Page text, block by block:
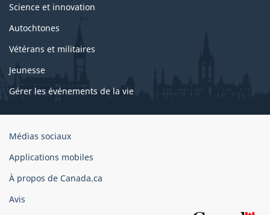
Science et innovation
Autochtones
Vétérans et militaires
Jeunesse
Gérer les événements de la vie
Organisation
gouvernement
du
Canada
Médias sociaux
Applications mobiles
À propos de Canada.ca
Avis